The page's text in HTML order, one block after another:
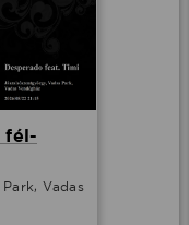
fél-
Vadas